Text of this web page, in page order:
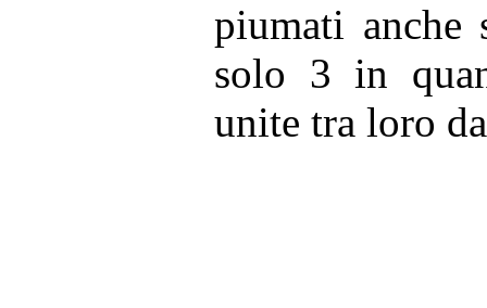
piumati anche
solo 3 in
unite tra loro